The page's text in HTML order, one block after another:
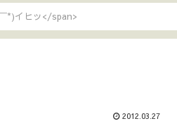
*)イヒッ</span>
2012.03.27